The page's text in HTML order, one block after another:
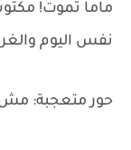
ماما تموت!
نفس اليوم
حور متعجبة: مش